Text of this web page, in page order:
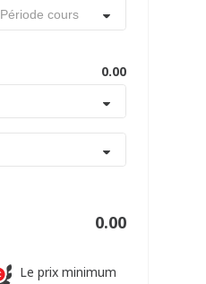
Période cours
0.00
0.00
Le prix minimum